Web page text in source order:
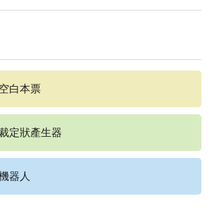
白本票
定狀產生器
器人